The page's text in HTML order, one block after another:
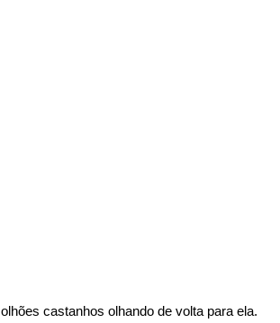
castanhos olhando de volta para ela.